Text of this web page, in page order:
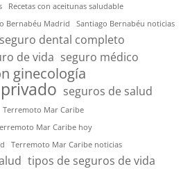
Recetas con aceitunas saludable
Bernabéu Madrid
Santiago Bernabéu noticias
seguro dental completo
de vida seguro médico
ginecología
seguros de salud
Terremoto Mar Caribe
Mar Caribe hoy
Terremoto Mar Caribe noticias
tipos de seguros de vida